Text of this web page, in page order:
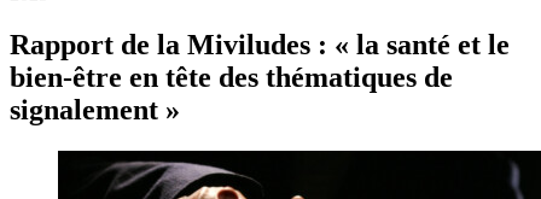
Rapport de la Miviludes : « la santé et le
bien-être en tête des thématiques de
signalement »